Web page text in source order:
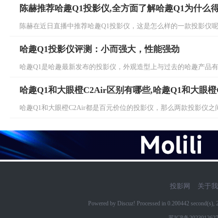
陈赫推荐哈趣Q1投影仪,全方面了解哈趣Q1为什么
陈赫在近日直播中推荐哈趣Q1投影仪，这是怎么样的一款投影仪
哈趣Q1投影仪评测：小而强大，性能强劲
哈趣Q1是哈趣最新发布的投影仪，外观造型上与过去的哈趣产品
哈趣Q1和大眼橙C2Air区别有哪些,哈趣Q1和大眼
哈趣Q1和大眼橙C2Air都是百元价位的投影仪，那么两款投影仪
投影网 关于
Powered by Discuz! Processed in 0.200442